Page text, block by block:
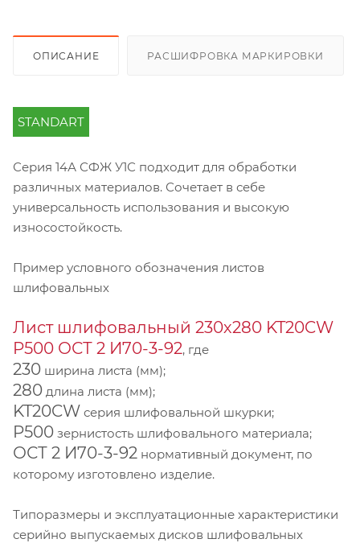
ОПИСАНИЕ РАСШИФРОВКА МАРКИРОВКИ
STANDART
Серия 14А СФЖ У1С подходит для обработки
различных материалов. Сочетает в себе
универсальность использования и высокую
износостойкость.
Пример условного обозначения листов
шлифовальных
Лист шлифовальный 230х280 KT20CW
P500 ОСТ 2 И70-3-92, где
230 ширина листа (мм);
280 длина листа (мм);
KT20CW серия шлифовальной шкурки;
P500 зернистость шлифовального материала;
ОСТ 2 И70-3-92 нормативный документ, по
которому изготовлено изделие.
Типоразмеры и эксплуатационные характеристики
серийно выпускаемых дисков шлифовальных